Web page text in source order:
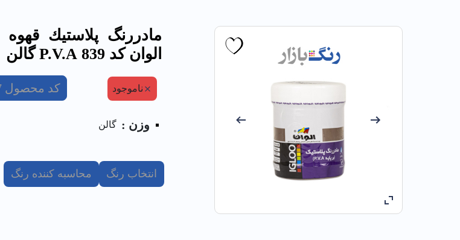
مادررنگ پلاستيك
الوان کد 839 P.V.A گالن
ناموجود کد محصول
وزن : گالن
انتخاب رنگ محاسبه کننده رنگ